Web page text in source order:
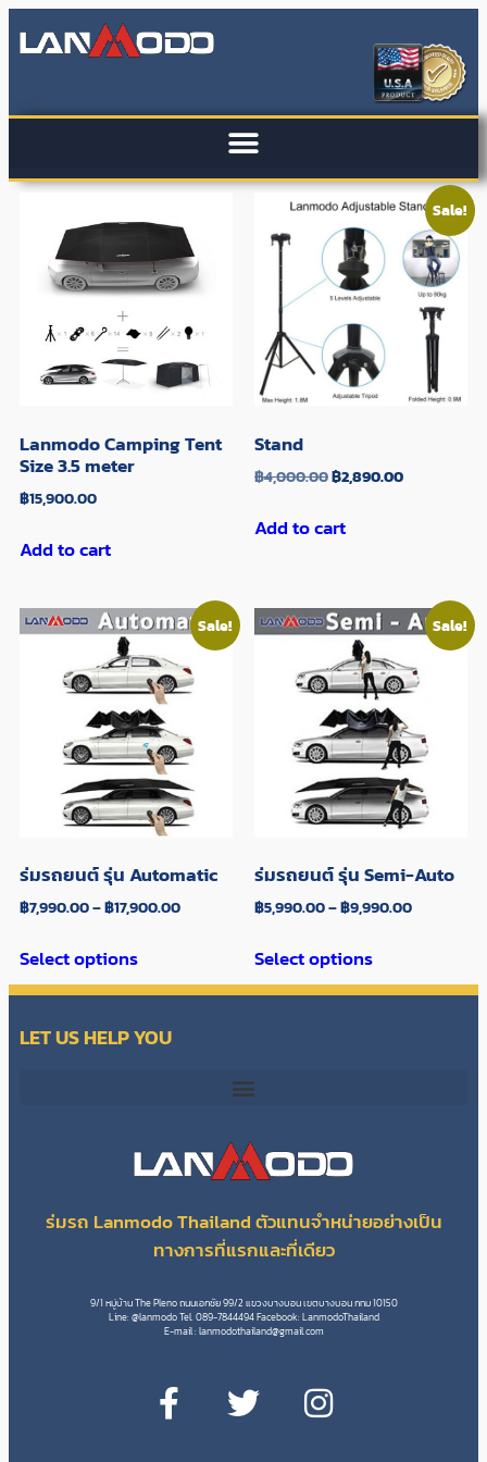
Lanmodo Camping Tent
Size 3.5 meter
฿15,900.00
Add to cart
Sale!
Stand
฿4,000.00฿2,890.00
Add to cart
Sale!
ร่มรถยนต์ รุ่น Automatic
฿7,990.00–฿17,900.00
Select options
Sale!
ร่มรถยนต์ รุ่น Semi-Auto
฿5,990.00–฿9,990.00
Select options
LET US HELP YOU
ร่มรถ Lanmodo Thailand ตัวแทนจำหน่ายอย่างเป็น
ทางการที่แรกและที่เดียว
9/1 หมู่บ้าน The Pleno ถนนเอกชัย 99/2 แขวงบางบอน เขตบางบอน กทม 10150
Line: @lanmodo Tel. 089-7844494 Facebook: LanmodoThailand
E-mail : lanmodothailand@gmail.com